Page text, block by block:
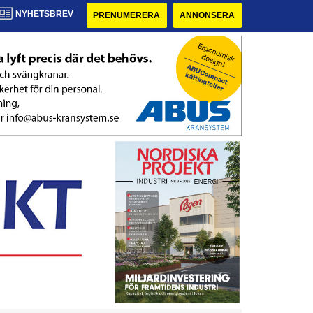
NYHETSBREV PRENUMERERA ANNONSERA